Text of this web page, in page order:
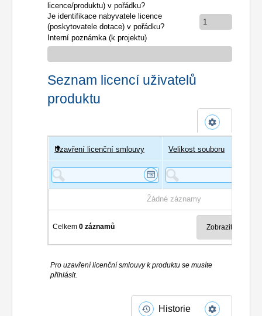
licence/produktu) v pořádku?
Je identifikace nabyvatele licence
(poskytovatele dotace) v pořádku?
1
Interní poznámka (k projektu)
Seznam licencí uživatelů
produktu
Uživatel
Uzavření licenční smlouvy Velikost souboru
Žádné záznamy
Celkem0 záznamů
Pro uzavření licenční smlouvy k produktu se musíte
přihlásit.
Historie